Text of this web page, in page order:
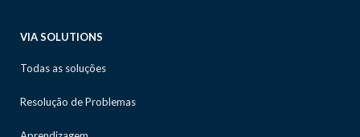
VIA SOLUTIONS
Todas as soluções
Resolução de Problemas